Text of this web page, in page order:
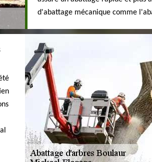
d'abattage mécanique comme